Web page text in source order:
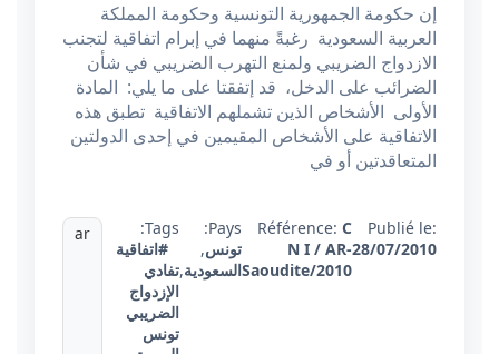
إن حكومة الجمهورية التونسية وحكومة المملكة
العربية السعودية رغبةً منهما في إبرام اتفاقية لتجنب
الازدواج الضريبي ولمنع التهرب الضريبي في شأن
الضرائب على الدخل، قد إتفقتا على ما يلي: المادة
الأولى الأشخاص الذين تشملهم الاتفاقية تطبق هذه
الاتفاقية على الأشخاص المقيمين في إحدى الدولتين
المتعاقدتين أو في
Publié le:
28/07/2010
Référence: C
N I / AR-
Saoudite/2010
Pays:
تونس,
السعودية,
Tags:
#اتفاقية
تفادي
الإزدواج
الضريبي
تونس
ar